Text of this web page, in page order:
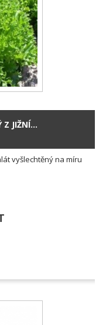
Z JIŽNÍ...
vyšlechtěný na míru